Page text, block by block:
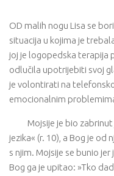
OD malih nogu Lisa se
situacija u kojima je
joj je logopedska terapija
odlučila upotrijebiti svoj
je volontirati na
emocionalnim
Mojsije je bio
jezika« (r. 10), a Bog je od
s njim. Mojsije se bunio
Bog ga je upitao: »Tko